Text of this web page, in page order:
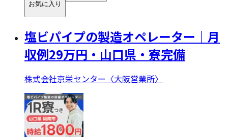
お気に入り
塩ビパイプの製造オペレーター｜月
収例29万円・山口県・寮完備
株式会社京栄センター〈大阪営業所〉